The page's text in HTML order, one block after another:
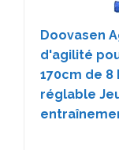
Doovasen
d'agilité
170cm de 8
réglable